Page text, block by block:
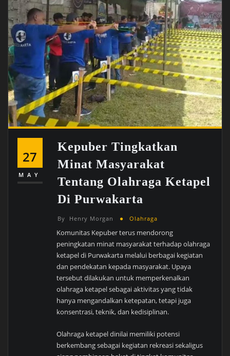
27
MAY
Kepuber Tingkatkan
Minat Masyarakat
Tentang Olahraga Ketapel
Di Purwakarta
By Henry Morgan Olahraga
Komunitas Kepuber terus mendorong
peningkatan minat masyarakat terhadap olahraga
ketapel di Purwakarta melalui berbagai kegiatan
dan pendekatan kepada masyarakat. Upaya
tersebut dilakukan untuk memperkenalkan
olahraga ketapel sebagai aktivitas yang tidak
hanya mengandalkan ketepatan, tetapi juga
konsentrasi, teknik, dan kedisiplinan.
Olahraga ketapel dinilai memiliki potensi
berkembang sebagai kegiatan rekreasi sekaligus